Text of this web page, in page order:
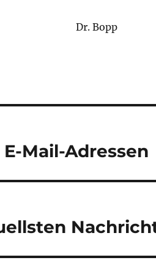
Dr. Bopp
Mail-Adressen